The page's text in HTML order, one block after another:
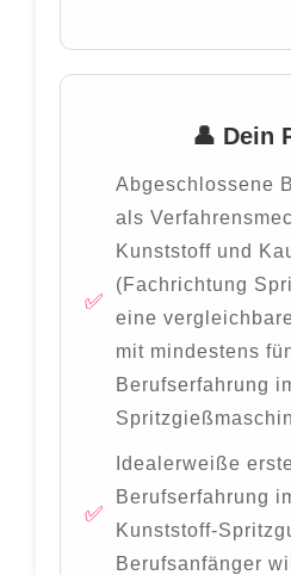
👤 Dein
Abgeschlossene
als
Kunststoff und
(Fachrichtung
eine
mit mindestens
Berufserfahrung
Idealerweiße
Berufserfahrung
Kunststoff-
Berufsanfänger